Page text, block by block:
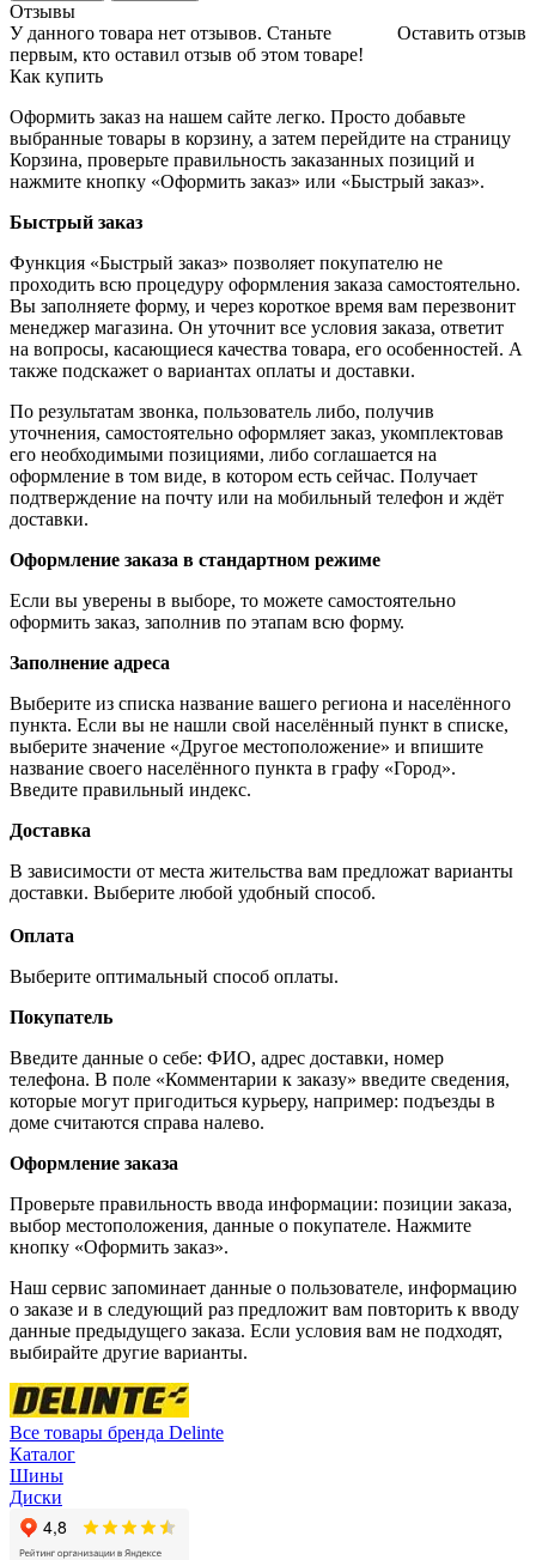
Отзывы
Оставить отзыв
У данного товара нет отзывов. Станьте
первым, кто оставил отзыв об этом товаре!
Как купить
Оформить заказ на нашем сайте легко. Просто добавьте
выбранные товары в корзину, а затем перейдите на страницу
Корзина, проверьте правильность заказанных позиций и
нажмите кнопку «Оформить заказ» или «Быстрый заказ».
Быстрый заказ
Функция «Быстрый заказ» позволяет покупателю не
проходить всю процедуру оформления заказа самостоятельно.
Вы заполняете форму, и через короткое время вам перезвонит
менеджер магазина. Он уточнит все условия заказа, ответит
на вопросы, касающиеся качества товара, его особенностей. А
также подскажет о вариантах оплаты и доставки.
По результатам звонка, пользователь либо, получив
уточнения, самостоятельно оформляет заказ, укомплектовав
его необходимыми позициями, либо соглашается на
оформление в том виде, в котором есть сейчас. Получает
подтверждение на почту или на мобильный телефон и ждёт
доставки.
Оформление заказа в стандартном режиме
Если вы уверены в выборе, то можете самостоятельно
оформить заказ, заполнив по этапам всю форму.
Заполнение адреса
Выберите из списка название вашего региона и населённого
пункта. Если вы не нашли свой населённый пункт в списке,
выберите значение «Другое местоположение» и впишите
название своего населённого пункта в графу «Город».
Введите правильный индекс.
Доставка
В зависимости от места жительства вам предложат варианты
доставки. Выберите любой удобный способ.
Оплата
Выберите оптимальный способ оплаты.
Покупатель
Введите данные о себе: ФИО, адрес доставки, номер
телефона. В поле «Комментарии к заказу» введите сведения,
которые могут пригодиться курьеру, например: подъезды в
доме считаются справа налево.
Оформление заказа
Проверьте правильность ввода информации: позиции заказа,
выбор местоположения, данные о покупателе. Нажмите
кнопку «Оформить заказ».
Наш сервис запоминает данные о пользователе, информацию
о заказе и в следующий раз предложит вам повторить к вводу
данные предыдущего заказа. Если условия вам не подходят,
выбирайте другие варианты.
Все товары бренда Delinte
Каталог
Шины
Диски